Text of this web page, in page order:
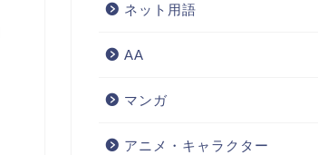
ネット用語
AA
マンガ
アニメ・キャラクター